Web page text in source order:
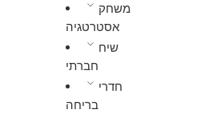
משחק
אסטרטגיה
שיח
חברתי
חדרי
בריחה